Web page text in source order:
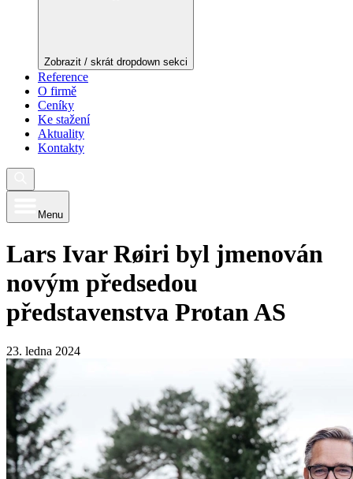
Zobrazit / skrát dropdown sekci
Reference
O firmě
Ceníky
Ke stažení
Aktuality
Kontakty
Menu
Lars Ivar Røiri byl jmenován
novým předsedou
představenstva Protan AS
23. ledna 2024